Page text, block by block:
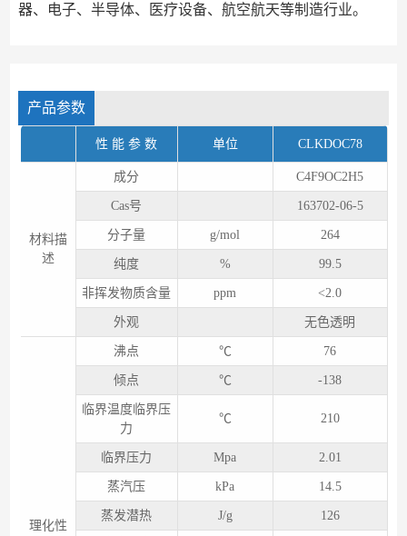
器、电子、半导体、医疗设备、航空航天等制造行业。
产品参数
性 能 参 数 单位 CLKDOC78
材料描
述
成分 C4F9OC2H5
Cas号 163702-06-5
分子量 g/mol 264
纯度 % 99.5
非挥发物质含量 ppm <2.0
外观 无色透明
理化性
沸点 ℃ 76
倾点 ℃ -138
临界温度临界压
力
℃ 210
临界压力 Mpa 2.01
蒸汽压 kPa 14.5
蒸发潜热 J/g 126